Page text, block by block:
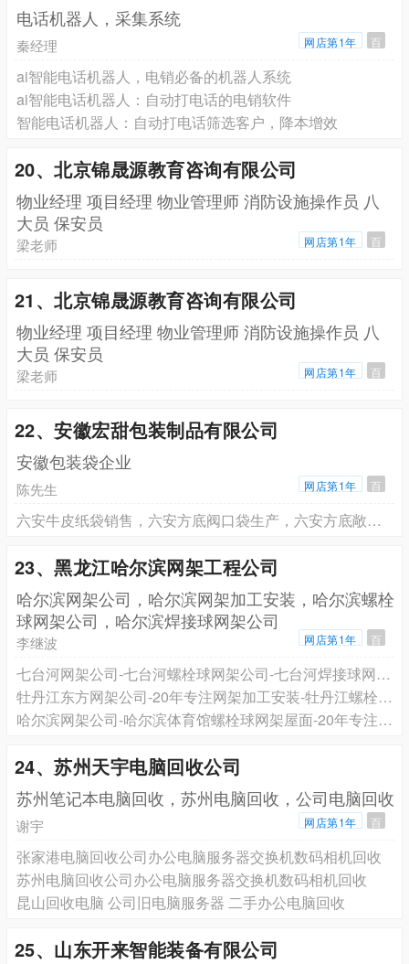
电话机器人，采集系统
秦经理 网店第1年 百
ai智能电话机器人，电销必备的机器人系统
ai智能电话机器人：自动打电话的电销软件
智能电话机器人：自动打电话筛选客户，降本增效
20、北京锦晟源教育咨询有限公司
物业经理 项目经理 物业管理师 消防设施操作员 八
大员 保安员
梁老师 网店第1年 百
21、北京锦晟源教育咨询有限公司
物业经理 项目经理 物业管理师 消防设施操作员 八
大员 保安员
梁老师 网店第1年 百
22、安徽宏甜包装制品有限公司
安徽包装袋企业
陈先生 网店第1年 百
六安牛皮纸袋销售，六安方底阀口袋生产，六安方底敞口袋吨袋供应
23、黑龙江哈尔滨网架工程公司
哈尔滨网架公司，哈尔滨网架加工安装，哈尔滨螺栓
球网架公司，哈尔滨焊接球网架公司
李继波 网店第1年 百
七台河网架公司-七台河螺栓球网架公司-七台河焊接球网架公司
牡丹江东方网架公司-20年专注网架加工安装-牡丹江螺栓球网架公司
哈尔滨网架公司-哈尔滨体育馆螺栓球网架屋面-20年专注网架加工安装
24、苏州天宇电脑回收公司
苏州笔记本电脑回收，苏州电脑回收，公司电脑回收
谢宇 网店第1年 百
张家港电脑回收公司办公电脑服务器交换机数码相机回收
苏州电脑回收公司办公电脑服务器交换机数码相机回收
昆山回收电脑 公司旧电脑服务器 二手办公电脑回收
25、山东开来智能装备有限公司